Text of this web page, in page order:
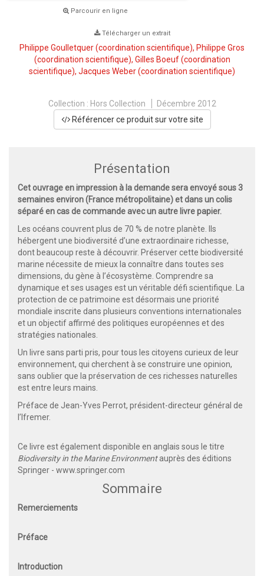
Parcourir en ligne
Télécharger un extrait
Philippe Goulletquer(coordination scientifique), Philippe Gros
(coordination scientifique), Gilles Boeuf(coordination
scientifique), Jacques Weber(coordination scientifique)
Collection : Hors Collection
Décembre 2012
Référencer ce produit sur votre site
Présentation
Cet ouvrage en impression à la demande sera envoyé sous 3
semaines environ (France métropolitaine) et dans un colis
séparé en cas de commande avec un autre livre papier.
Les océans couvrent plus de 70 % de notre planète. Ils
hébergent une biodiversité d’une extraordinaire richesse,
dont beaucoup reste à découvrir. Préserver cette biodiversité
marine nécessite de mieux la connaître dans toutes ses
dimensions, du gène à l’écosystème. Comprendre sa
dynamique et ses usages est un véritable défi scientifique. La
protection de ce patrimoine est désormais une priorité
mondiale inscrite dans plusieurs conventions internationales
et un objectif affirmé des politiques européennes et des
stratégies nationales.
Un livre sans parti pris, pour tous les citoyens curieux de leur
environnement, qui cherchent à se construire une opinion,
sans oublier que la préservation de ces richesses naturelles
est entre leurs mains.
Préface de Jean-Yves Perrot, président-directeur général de
l’Ifremer.
Ce livre est également disponible en anglais sous le titre
Biodiversity in the Marine Environmentauprès des éditions
Springer - www.springer.com
Sommaire
Remerciements
Préface
Introduction